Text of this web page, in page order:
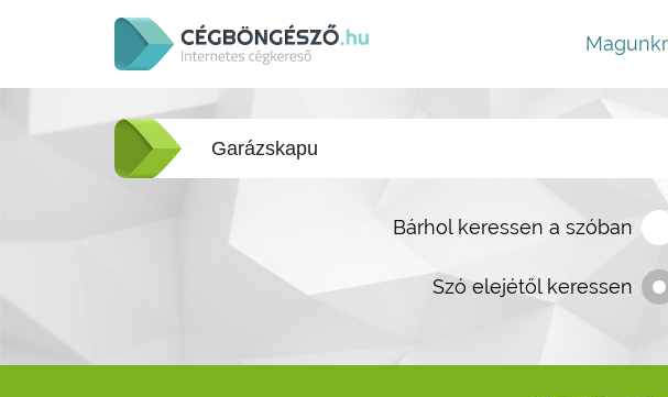
Bárhol keressen a szóban
Szó elejétől keressen